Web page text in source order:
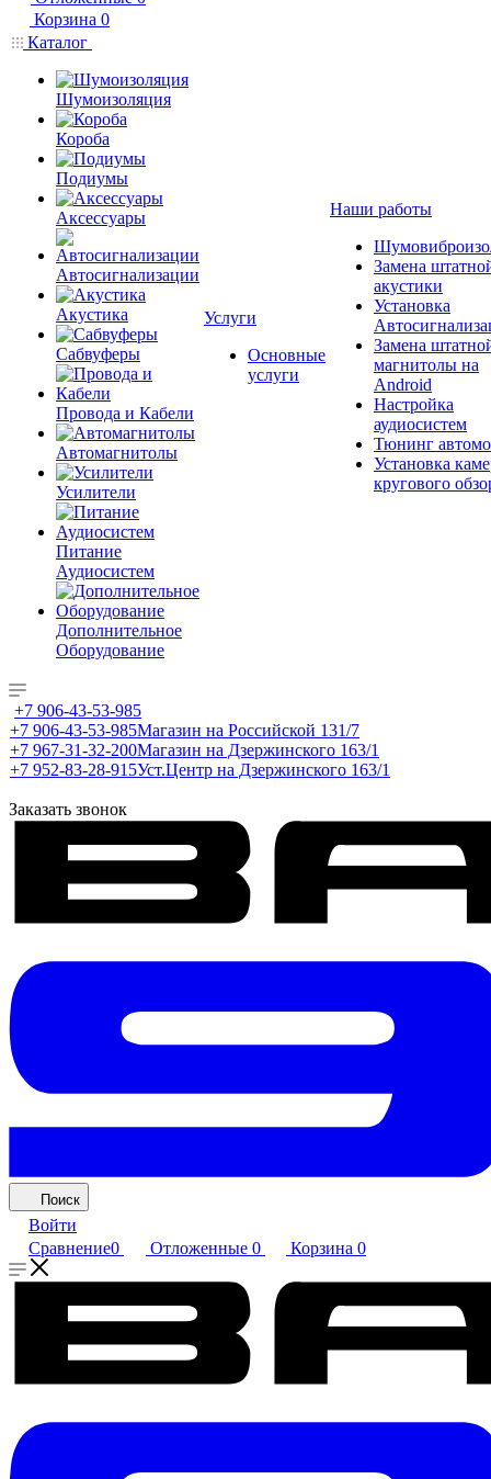
Корзина 0
Каталог
Шумоизоляция
Короба
Подиумы
Аксессуары
Автосигнализации
Акустика
Сабвуферы
Провода и Кабели
Автомагнитолы
Усилители
Питание
Аудиосистем
Дополнительное
Оборудование
Услуги
Основные
услуги
Наши работы
Замена
акустики
Установка
Замена
магнитолы на
Android
Настройка
аудиосистем
Тюнинг
Установка
кругового
+7 906-43-53-985
+7 906-43-53-985Магазин на Российской 131/7
+7 967-31-32-200Магазин на Дзержинского 163/1
+7 952-83-28-915Уст.Центр на Дзержинского 163/1
Заказать звонок
Поиск
Войти
Сравнение0 Отложенные 0 Корзина 0